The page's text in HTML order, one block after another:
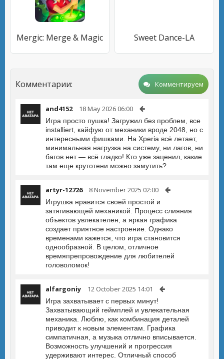
Mergic: Merge & Magic Sweet Dance-LA
Комментарии: Комментируем
and4152 18 May 2026 06:00
Игра просто пушка! Загружил без проблем, все
installiert, кайфую от механики вроде 2048, но с
интересными фишками. На Xperia всё летает,
минимальная нагрузка на систему, ни лагов, ни
багов нет — всё гладко! Кто уже заценил, какие
там еще крутотени можно замутить?
artyr-12726 8 November 2025 02:00
Игрушка нравится своей простой и
затягивающей механикой. Процесс слияния
объектов увлекателен, а яркая графика
создает приятное настроение. Однако
временами кажется, что игра становится
однообразной. В целом, отличное
времяпрепровождение для любителей
головоломок!
alfargoniy 12 October 2025 14:01
Игра захватывает с первых минут!
Захватывающий геймплей и увлекательная
механика. Люблю, как комбинация деталей
приводит к новым элементам. Графика
симпатичная, а музыка отлично вписывается.
Возможность улучшений и прогрессия
удерживают интерес. Отличный способ